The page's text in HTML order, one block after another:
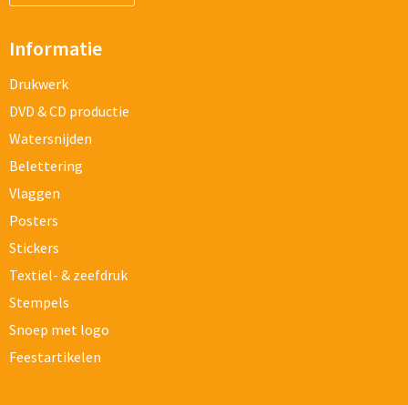
Informatie
Drukwerk
DVD & CD productie
Watersnijden
Belettering
Vlaggen
Posters
Stickers
Textiel- & zeefdruk
Stempels
Snoep met logo
Feestartikelen